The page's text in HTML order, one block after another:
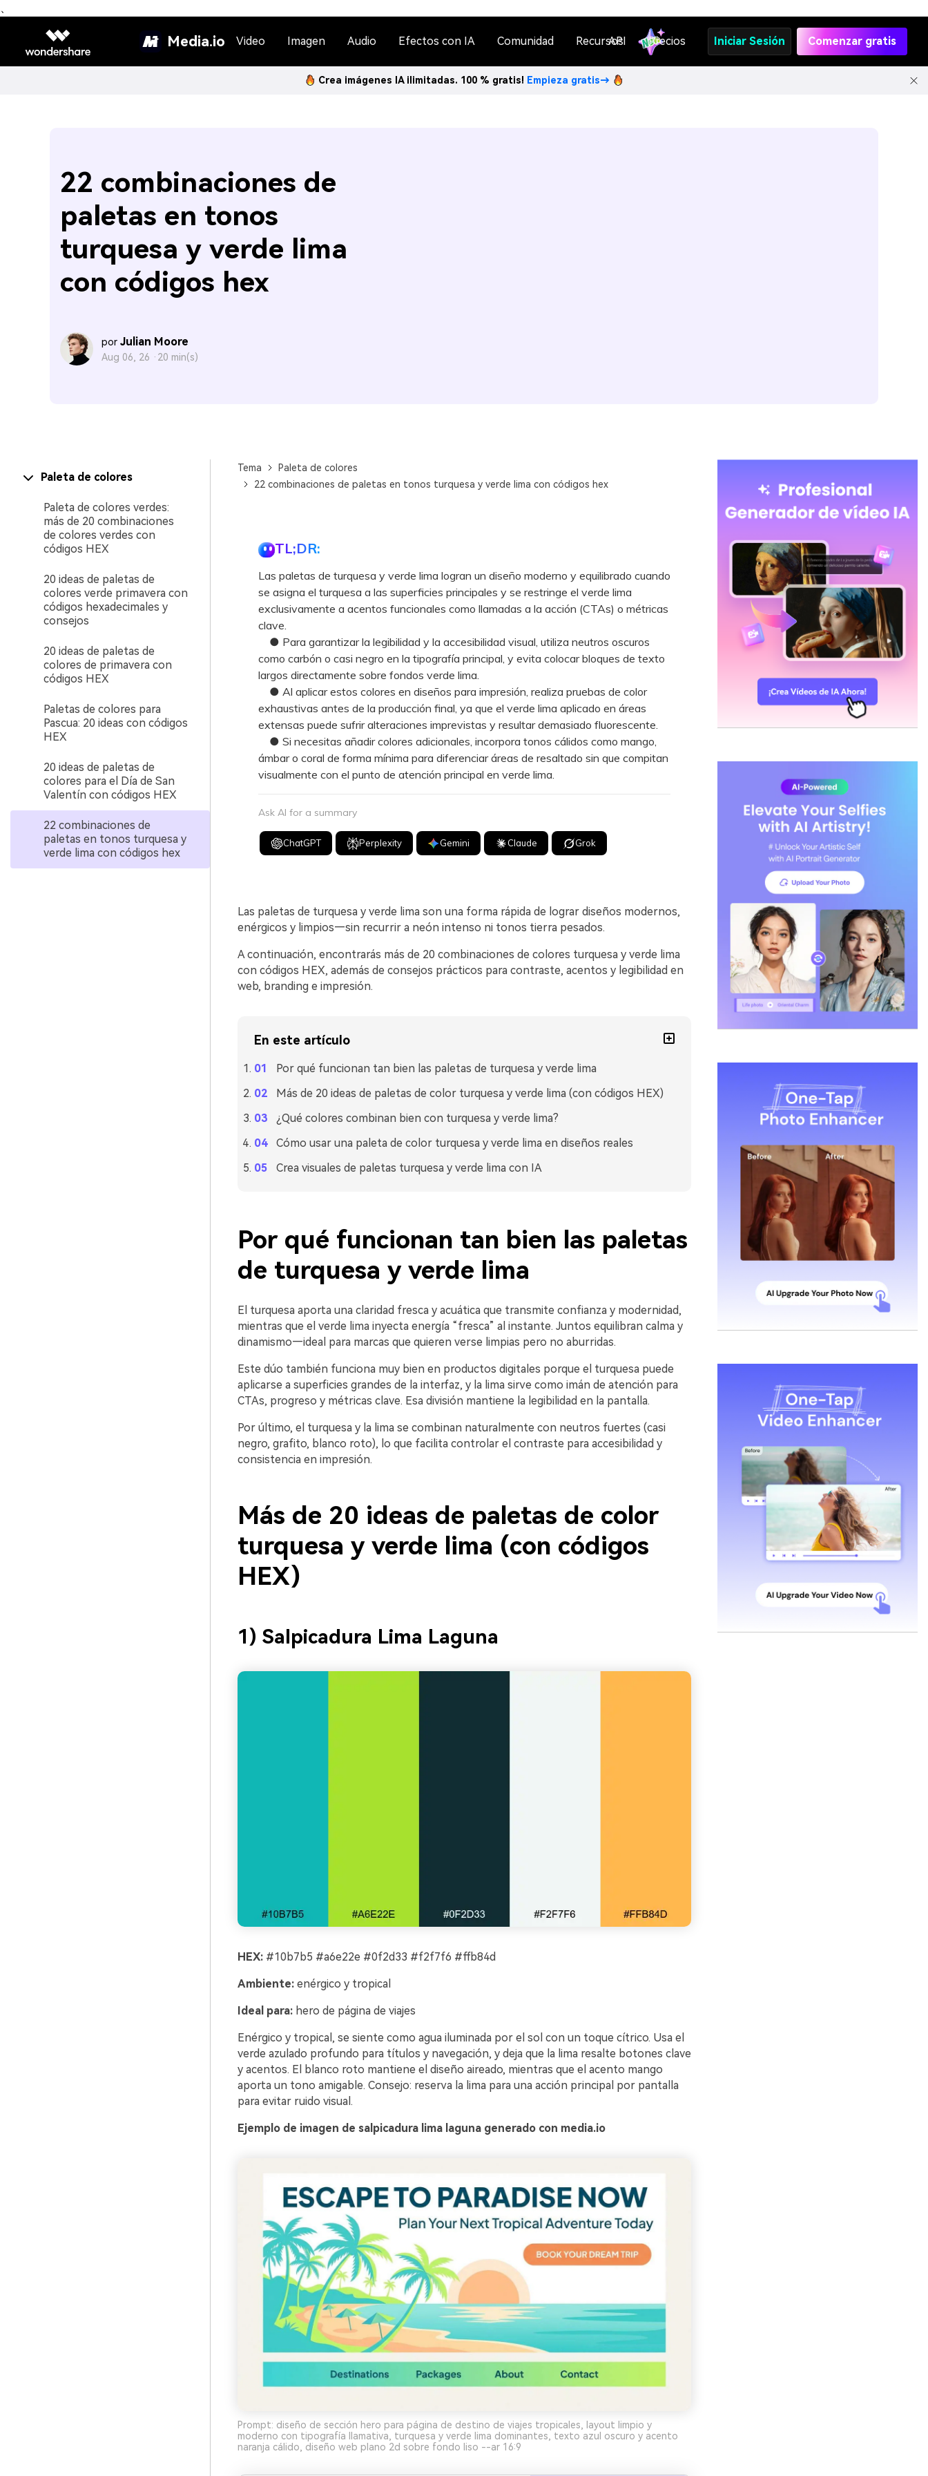
、
Media.io Video Imagen Audio Efectos con IA Comunidad Recursos
API Precios Iniciar Sesión Comenzar gratis
Crea imágenes IA ilimitadas. 100 % gratis! Empieza gratis→
22 combinaciones de
paletas en tonos
turquesa y verde lima
con códigos hex
por Julian Moore
Aug 06, 26 · 20 min(s)
Paleta de colores
Paleta de colores verdes:
más de 20 combinaciones
de colores verdes con
códigos HEX
20 ideas de paletas de
colores verde primavera con
códigos hexadecimales y
consejos
20 ideas de paletas de
colores de primavera con
códigos HEX
Paletas de colores para
Pascua: 20 ideas con códigos
HEX
20 ideas de paletas de
colores para el Día de San
Valentín con códigos HEX
22 combinaciones de
paletas en tonos turquesa y
verde lima con códigos hex
Tema
Paleta de colores
22 combinaciones de paletas en tonos turquesa y verde lima con códigos hex
TL;DR:
Las paletas de turquesa y verde lima logran un diseño moderno y equilibrado cuando
se asigna el turquesa a las superficies principales y se restringe el verde lima
exclusivamente a acentos funcionales como llamadas a la acción (CTAs) o métricas
clave.
● Para garantizar la legibilidad y la accesibilidad visual, utiliza neutros oscuros
como carbón o casi negro en la tipografía principal, y evita colocar bloques de texto
largos directamente sobre fondos verde lima.
● Al aplicar estos colores en diseños para impresión, realiza pruebas de color
exhaustivas antes de la producción final, ya que el verde lima aplicado en áreas
extensas puede sufrir alteraciones imprevistas y resultar demasiado fluorescente.
● Si necesitas añadir colores adicionales, incorpora tonos cálidos como mango,
ámbar o coral de forma mínima para diferenciar áreas de resaltado sin que compitan
visualmente con el punto de atención principal en verde lima.
Ask AI for a summary
ChatGPT Perplexity Gemini Claude Grok
Las paletas de turquesa y verde lima son una forma rápida de lograr diseños modernos,
enérgicos y limpios—sin recurrir a neón intenso ni tonos tierra pesados.
A continuación, encontrarás más de 20 combinaciones de colores turquesa y verde lima
con códigos HEX, además de consejos prácticos para contraste, acentos y legibilidad en
web, branding e impresión.
En este artículo
Por qué funcionan tan bien las paletas de turquesa y verde lima
Más de 20 ideas de paletas de color turquesa y verde lima (con códigos HEX)
¿Qué colores combinan bien con turquesa y verde lima?
Cómo usar una paleta de color turquesa y verde lima en diseños reales
Crea visuales de paletas turquesa y verde lima con IA
Por qué funcionan tan bien las paletas
de turquesa y verde lima
El turquesa aporta una claridad fresca y acuática que transmite confianza y modernidad,
mientras que el verde lima inyecta energía “fresca” al instante. Juntos equilibran calma y
dinamismo—ideal para marcas que quieren verse limpias pero no aburridas.
Este dúo también funciona muy bien en productos digitales porque el turquesa puede
aplicarse a superficies grandes de la interfaz, y la lima sirve como imán de atención para
CTAs, progreso y métricas clave. Esa división mantiene la legibilidad en la pantalla.
Por último, el turquesa y la lima se combinan naturalmente con neutros fuertes (casi
negro, grafito, blanco roto), lo que facilita controlar el contraste para accesibilidad y
consistencia en impresión.
Más de 20 ideas de paletas de color
turquesa y verde lima (con códigos
HEX)
1) Salpicadura Lima Laguna
HEX:#10b7b5 #a6e22e #0f2d33 #f2f7f6 #ffb84d
Ambiente:enérgico y tropical
Ideal para:hero de página de viajes
Enérgico y tropical, se siente como agua iluminada por el sol con un toque cítrico. Usa el
verde azulado profundo para títulos y navegación, y deja que la lima resalte botones clave
y acentos. El blanco roto mantiene el diseño aireado, mientras que el acento mango
aporta un tono amigable. Consejo: reserva la lima para una acción principal por pantalla
para evitar ruido visual.
Ejemplo de imagen de salpicadura lima laguna generado con media.io
Prompt: diseño de sección hero para página de destino de viajes tropicales, layout limpio y
moderno con tipografía llamativa, turquesa y verde lima dominantes, texto azul oscuro y acento
naranja cálido, diseño web plano 2d sobre fondo liso --ar 16:9